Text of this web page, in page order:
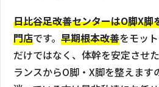
日比谷足改善センターはO脚X脚
門店です。 早期根本改善をモッ
だけではなく、体幹を安定させ
ランスからO脚・X脚を整えます